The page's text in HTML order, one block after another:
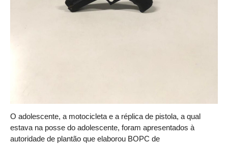
O adolescente, a motocicleta e a réplica de pistola, a qual
estava na posse do adolescente, foram apresentados à
autoridade de plantão que elaborou BOPC de